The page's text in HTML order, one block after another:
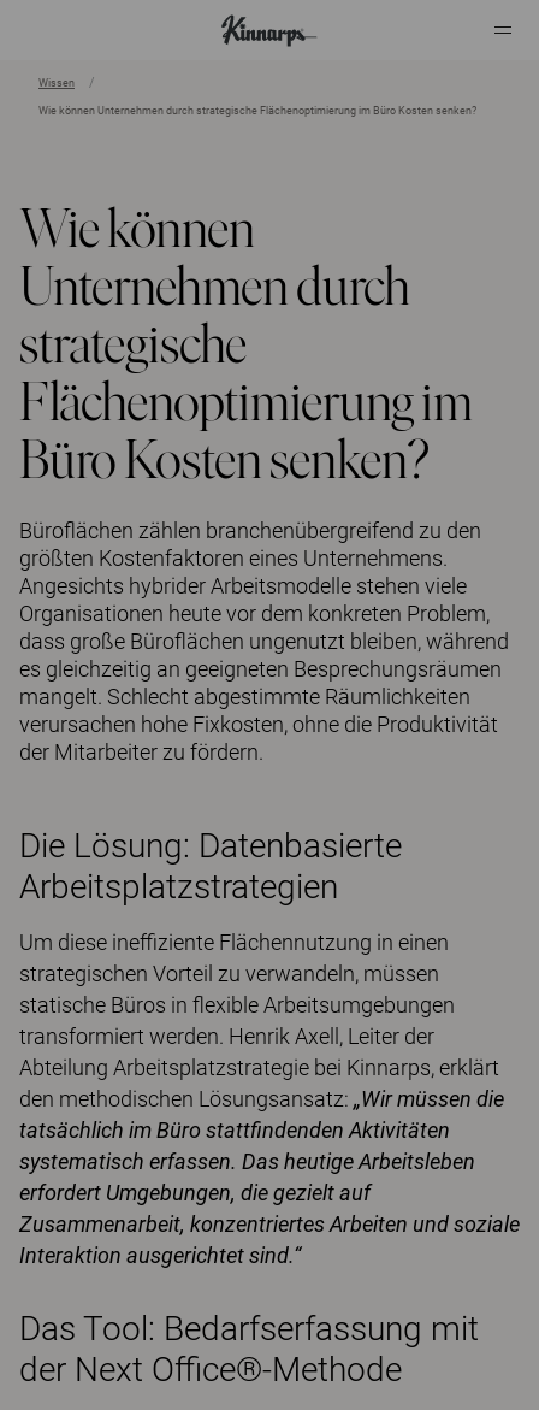
Wissen
Wie können Unternehmen durch strategische Flächenoptimierung im Büro Kosten senken?
Wie können
Unternehmen durch
strategische
Flächenoptimierung im
Büro Kosten senken?
Büroflächen zählen branchenübergreifend zu den
größten Kostenfaktoren eines Unternehmens.
Angesichts hybrider Arbeitsmodelle stehen viele
Organisationen heute vor dem konkreten Problem,
dass große Büroflächen ungenutzt bleiben, während
es gleichzeitig an geeigneten Besprechungsräumen
mangelt. Schlecht abgestimmte Räumlichkeiten
verursachen hohe Fixkosten, ohne die Produktivität
der Mitarbeiter zu fördern.
Die Lösung: Datenbasierte
Arbeitsplatzstrategien
Um diese ineffiziente Flächennutzung in einen
strategischen Vorteil zu verwandeln, müssen
statische Büros in flexible Arbeitsumgebungen
transformiert werden. Henrik Axell, Leiter der
Abteilung Arbeitsplatzstrategie bei Kinnarps, erklärt
den methodischen Lösungsansatz: „Wir müssen die
tatsächlich im Büro stattfindenden Aktivitäten
systematisch erfassen. Das heutige Arbeitsleben
erfordert Umgebungen, die gezielt auf
Zusammenarbeit, konzentriertes Arbeiten und soziale
Interaktion ausgerichtet sind.“
Das Tool: Bedarfserfassung mit
der Next Office®-Methode